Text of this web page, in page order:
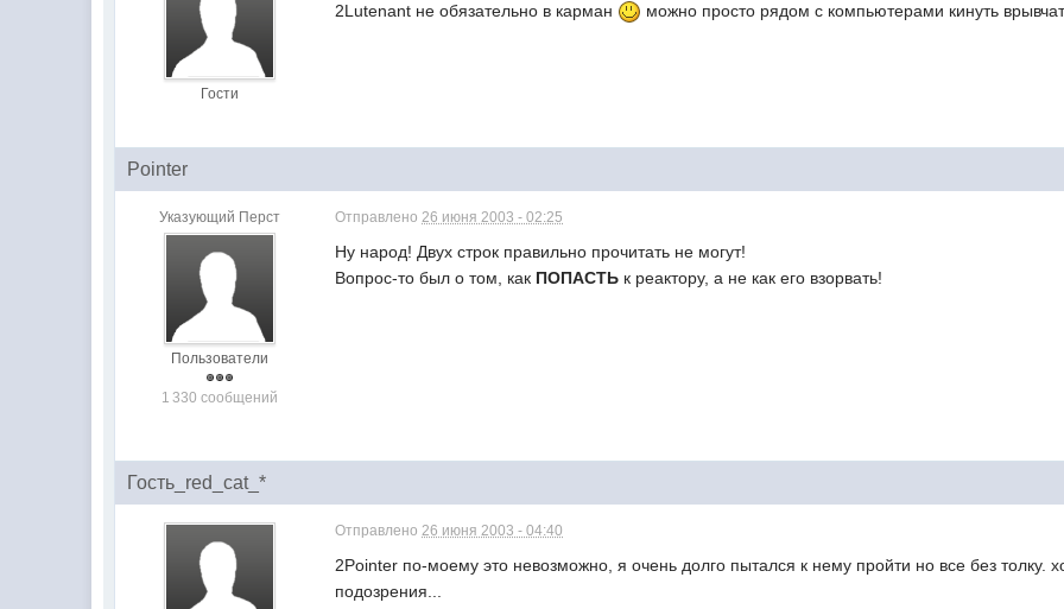
Гости
2Lutenant не обязательно в карман можно просто рядом с компьютерами кинуть
Pointer
Указующий Перст
Пользователи
1 330 сообщений
Отправлено26 июня 2003 - 02:25
Ну народ! Двух строк правильно прочитать не могут!
Вопрос-то был о том, как ПОПАСТЬ к реактору, а не как его взорвать!
Гость_red_cat_*
Отправлено26 июня 2003 - 04:40
2Pointer по-моему это невозможно, я очень долго пытался к нему пройти но все без толку.
подозрения...